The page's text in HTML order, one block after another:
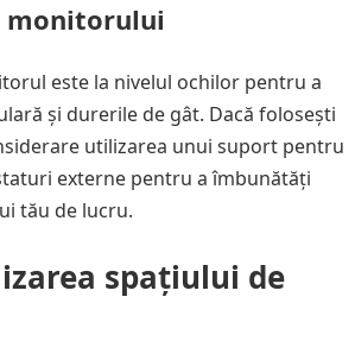
monitorului
este la nivelul ochilor pentru a
și durerile de gât. Dacă folosești
utilizarea unui suport pentru
externe pentru a îmbunătăți
tău de lucru.
spațiului de